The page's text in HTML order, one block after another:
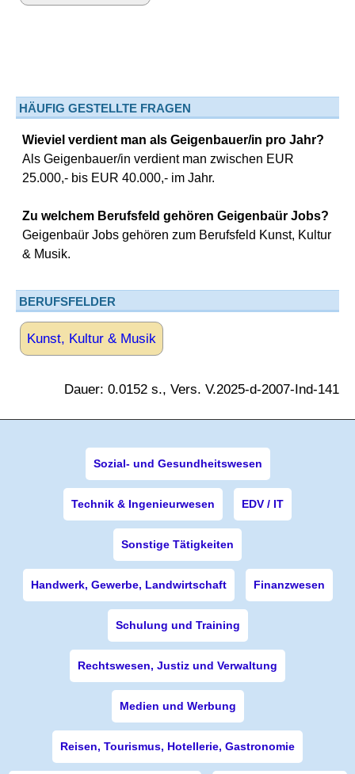
HÄUFIG GESTELLTE FRAGEN
Wieviel verdient man als Geigenbauer/in pro Jahr?
Als Geigenbauer/in verdient man zwischen EUR
25.000,- bis EUR 40.000,- im Jahr.
Zu welchem Berufsfeld gehören Geigenbaür Jobs?
Geigenbaür Jobs gehören zum Berufsfeld Kunst, Kultur
& Musik.
BERUFSFELDER
Kunst, Kultur & Musik
Dauer: 0.0152 s., Vers. V.2025-d-2007-Ind-141
Sozial- und Gesundheitswesen
Technik & Ingenieurwesen EDV / IT
Sonstige Tätigkeiten
Handwerk, Gewerbe, Landwirtschaft Finanzwesen
Schulung und Training
Rechtswesen, Justiz und Verwaltung
Medien und Werbung
Reisen, Tourismus, Hotellerie, Gastronomie